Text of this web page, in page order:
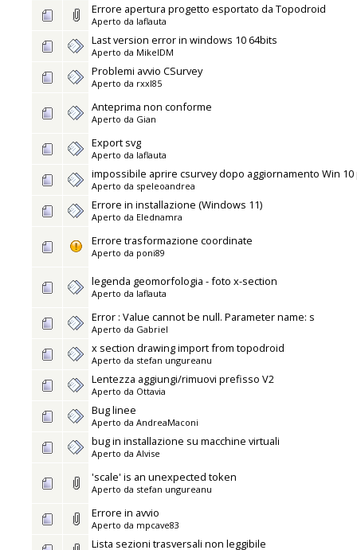
Errore apertura progetto esportato da Topodroid
Aperto da laflauta
Last version error in windows 10 64bits
Aperto da MikelDM
Problemi avvio CSurvey
Aperto da rxxl85
Anteprima non conforme
Aperto da Gian
Export svg
Aperto da laflauta
impossibile aprire csurvey dopo aggiornamento Win 10
Aperto da speleoandrea
Errore in installazione (Windows 11)
Aperto da Elednamra
Errore trasformazione coordinate
Aperto da poni89
legenda geomorfologia - foto x-section
Aperto da laflauta
Error : Value cannot be null. Parameter name: s
Aperto da Gabriel
x section drawing import from topodroid
Aperto da stefan ungureanu
Lentezza aggiungi/rimuovi prefisso V2
Aperto da Ottavia
Bug linee
Aperto da AndreaMaconi
bug in installazione su macchine virtuali
Aperto da Alvise
'scale' is an unexpected token
Aperto da stefan ungureanu
Errore in avvio
Aperto da mpcave83
Lista sezioni trasversali non leggibile